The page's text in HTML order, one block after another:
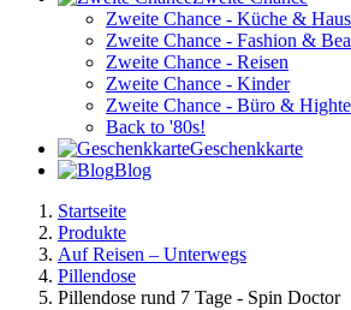
Zweite Chance - Küche &
Zweite Chance - Fashion &
Zweite Chance - Reisen
Zweite Chance - Kinder
Zweite Chance - Büro &
Back to '80s!
Geschenkkarte
Blog
Startseite
Produkte
Auf Reisen – Unterwegs
Pillendose
Pillendose rund 7 Tage - Spin Doctor